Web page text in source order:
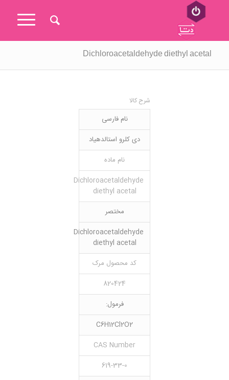
Dichloroacetaldehyde diethyl acetal
شرح کالا
نام فارسی
دی کلرو استالدهیاد
نام ماده
Dichloroacetaldehyde
diethyl acetal
مختصر
Dichloroacetaldehyde
diethyl acetal
کد محصول مرک
820424
فرمول:
C6H12Cl2O2
CAS Number
619-33-0